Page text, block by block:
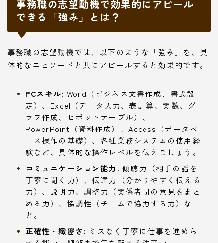
事務職の志望動機で効果的にアピール
できる「強み」とは？
事務職の志望動機では、以下のような「強み」を、具
体的なエピソードと共にアピールすると効果的です。
PCスキル: Word（ビジネス文書作成、書式設
定）、Excel（データ入力、表計算、関数、グ
ラフ作成、ピボットテーブル）、
PowerPoint（資料作成）、Access（データベ
ース操作の基礎）、各種業務システムの使用経
験など、具体的な操作レベルを伝えましょう。
コミュニケーション能力: 傾聴力（相手の話を
丁寧に聞く力）、伝達力（分かりやすく伝える
力）、説明力、調整力（関係者間の意見をまと
める力）、協調性（チームで協力する力）な
ど。
正確性・緻密さ: ミスなく丁寧に仕事を進めら